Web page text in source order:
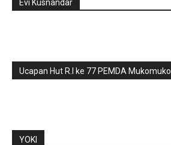
Evi Kusnandar
Ucapan Hut R.I ke 77 PEMDA Mukomuko
YOKI